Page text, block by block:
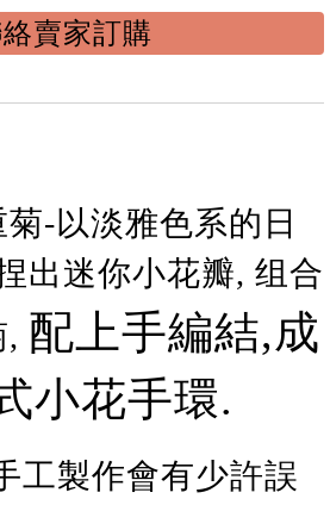
賣家訂購
-以淡雅色系的日
出迷你小花瓣, 组合
, 配上手編結,成
小花手環.
工製作會有少許誤